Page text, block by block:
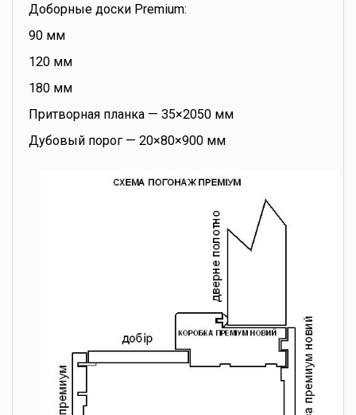
Доборные доски Premium:
90 мм
120 мм
180 мм
Притворная планка — 35×2050 мм
Дубовый порог — 20×80×900 мм